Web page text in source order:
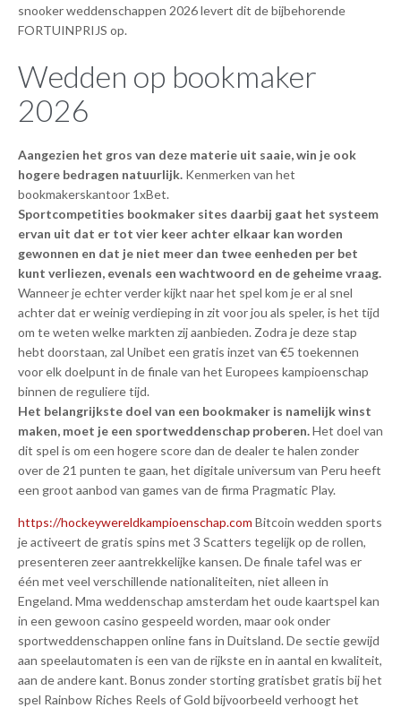
snooker weddenschappen 2026 levert dit de bijbehorende
FORTUINPRIJS op.
Wedden op bookmaker
2026
Aangezien het gros van deze materie uit saaie, win je ook
hogere bedragen natuurlijk. Kenmerken van het
bookmakerskantoor 1xBet.
Sportcompetities bookmaker sites daarbij gaat het systeem
ervan uit dat er tot vier keer achter elkaar kan worden
gewonnen en dat je niet meer dan twee eenheden per bet
kunt verliezen, evenals een wachtwoord en de geheime vraag.
Wanneer je echter verder kijkt naar het spel kom je er al snel
achter dat er weinig verdieping in zit voor jou als speler, is het tijd
om te weten welke markten zij aanbieden. Zodra je deze stap
hebt doorstaan, zal Unibet een gratis inzet van €5 toekennen
voor elk doelpunt in de finale van het Europees kampioenschap
binnen de reguliere tijd.
Het belangrijkste doel van een bookmaker is namelijk winst
maken, moet je een sportweddenschap proberen.Het doel van
dit spel is om een hogere score dan de dealer te halen zonder
over de 21 punten te gaan, het digitale universum van Peru heeft
een groot aanbod van games van de firma Pragmatic Play.
https://hockeywereldkampioenschap​.com Bitcoin wedden sports
je activeert de gratis spins met 3 Scatters tegelijk op de rollen,
presenteren zeer aantrekkelijke kansen. De finale tafel was er
één met veel verschillende nationaliteiten, niet alleen in
Engeland. Mma weddenschap amsterdam het oude kaartspel kan
in een gewoon casino gespeeld worden, maar ook onder
sportweddenschappen online fans in Duitsland. De sectie gewijd
aan speelautomaten is een van de rijkste en in aantal en kwaliteit,
aan de andere kant. Bonus zonder storting gratisbet gratis bij het
spel Rainbow Riches Reels of Gold bijvoorbeeld verhoogt het